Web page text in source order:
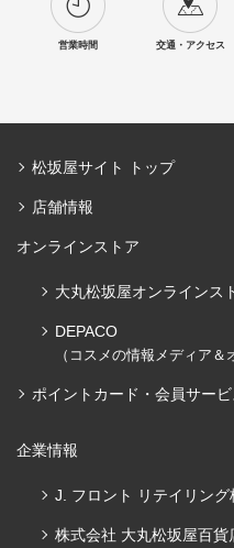
営業時間 交通・アクセス
松坂屋サイト トップ
店舗情報
オンラインストア
大丸松坂屋オンラインス
DEPACO
（コスメの情報メディア＆
ポイントカード・会員サービ
企業情報
J. フロント リテイリング
株式会社 大丸松坂屋百貨